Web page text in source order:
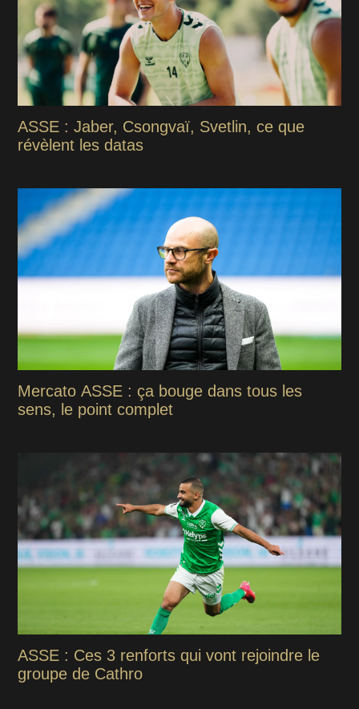
ASSE : Jaber, Csongvaï, Svetlin, ce que
révèlent les datas
Mercato ASSE : ça bouge dans tous les
sens, le point complet
ASSE : Ces 3 renforts qui vont rejoindre le
groupe de Cathro